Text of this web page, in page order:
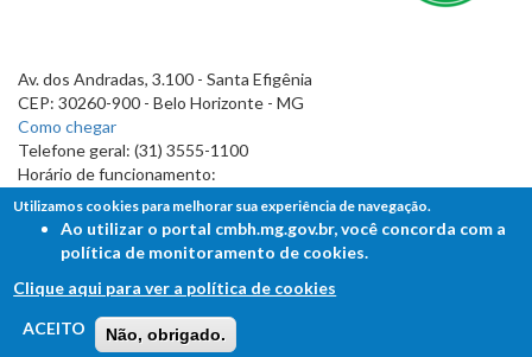
Av. dos Andradas, 3.100 - Santa Efigênia
CEP: 30260-900 - Belo Horizonte - MG
Como chegar
Telefone geral: (31) 3555-1100
Horário de funcionamento:
7h às 19h
FALE COM A CÂMARA
Ouvidoria - Lei de Acesso à Informação
Utilizamos cookies para melhorar sua experiência de navegação.
Ao utilizar o portal cmbh.mg.gov.br, você concorda com a
política de monitoramento de cookies.
Clique aqui para ver a política de cookies
ACEITO
Não, obrigado.